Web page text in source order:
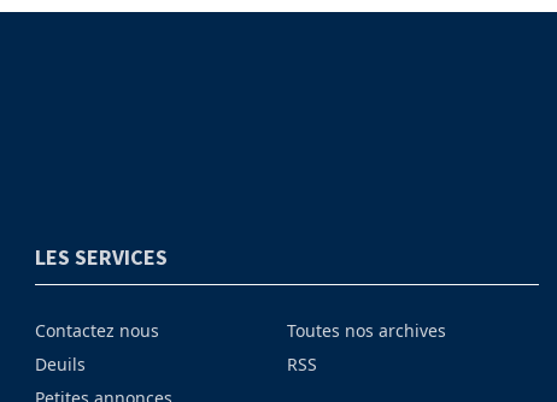
LES SERVICES
Contactez nous
Deuils
Toutes nos archives
RSS